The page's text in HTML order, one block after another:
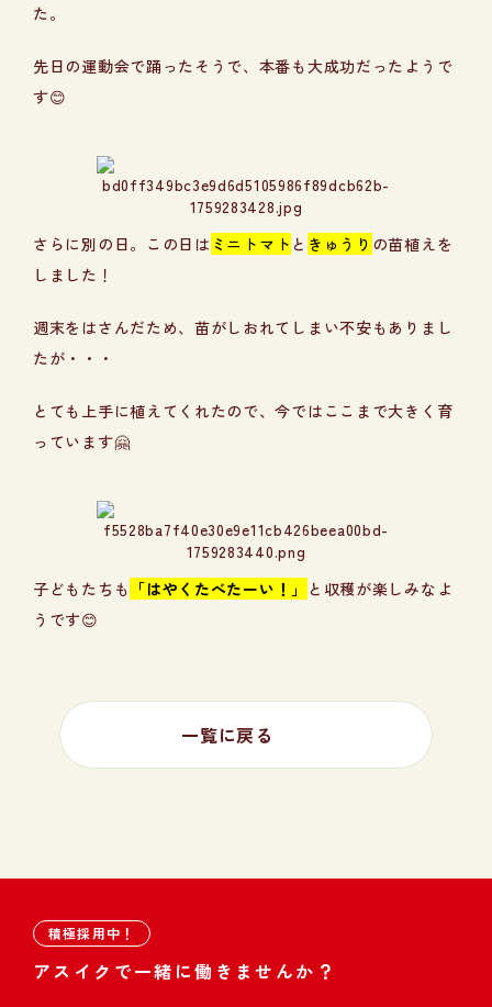
た。
先日の運動会で踊ったそうで、本番も大成功だったようで
す😊
さらに別の日。この日は ミニトマト と きゅうり の苗植えを
しました！
週末をはさんだため、苗がしおれてしまい不安もありまし
たが・・・
とても上手に植えてくれたので、今ではここまで大きく育
っています🤗
子どもたちも 「はやくたべたーい！」
と収穫が楽しみなよ
うです😊
一覧に戻る
積極採用中！
アスイクで一緒に働きませんか？